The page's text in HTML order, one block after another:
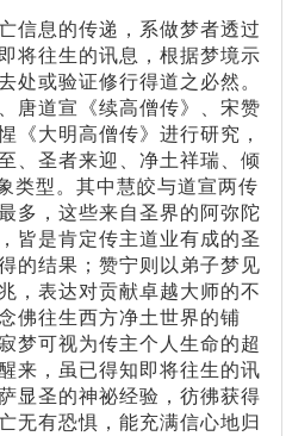
息的传递，系做梦者透过
将往生的讯息，根据梦境示
处或验证修行得道之必然。
唐道宣《续高僧传》、宋赞
《大明高僧传》进行研究，
、圣者来迎、净土祥瑞、倾
类型。其中慧皎与道宣两传
多，这些来自圣界的阿弥陀
皆是肯定传主道业有成的圣
的结果；赞宁则以弟子梦见
，表达对贡献卓越大师的不
佛往生西方净土世界的铺
梦可视为传主个人生命的超
来，虽已得知即将往生的讯
显圣的神祕经验，彷彿获得
无有恐惧，能充满信心地归